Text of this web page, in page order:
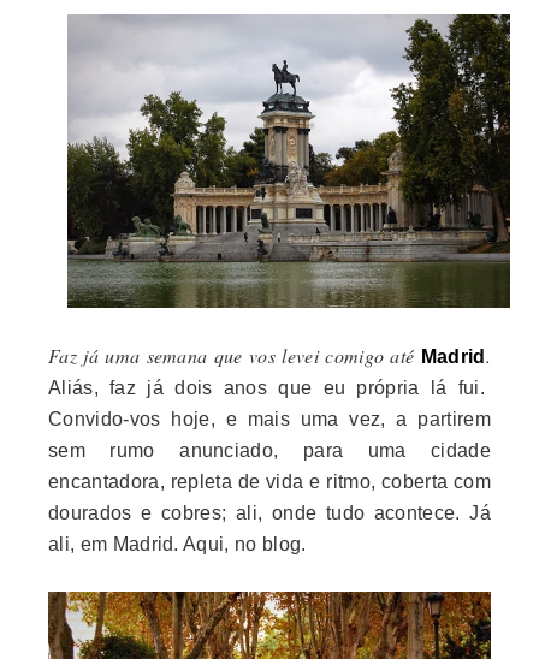
Faz já uma semana que vos levei comigo até Madrid .
Aliás, faz já dois anos que eu própria lá fui.
Convido-vos hoje, e mais uma vez, a partirem
sem rumo anunciado, para uma cidade
encantadora, repleta de vida e ritmo, coberta com
dourados e cobres; ali, onde tudo acontece. Já
ali, em Madrid. Aqui, no blog.